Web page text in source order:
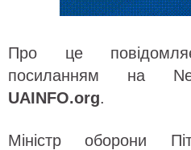
Про це
посиланням на
UAINFO.org.
Міністр оборони